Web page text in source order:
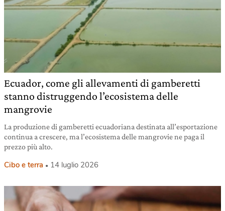
Ecuador, come gli allevamenti di gamberetti
stanno distruggendo l’ecosistema delle
mangrovie
La produzione di gamberetti ecuadoriana destinata all’esportazione
continua a crescere, ma l’ecosistema delle mangrovie ne paga il
prezzo più alto.
Cibo e terra 14 luglio 2026